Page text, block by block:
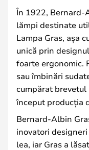
În 1922, Bernard-
lămpi destinate
Lampa Gras, așa
unică prin
foarte ergonomic.
sau îmbinări
cumpărat
început producția
Bernard-Albin
inovatori
lea, iar Gras a